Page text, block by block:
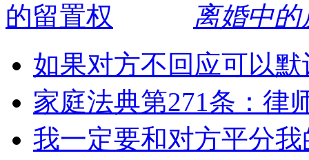
离婚中
如果对方不回应可以
家庭法典第271条：律
我一定要和对方平分